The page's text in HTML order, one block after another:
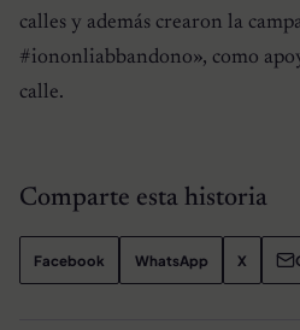
calles y además crearon la
#iononliabbandono», como
calle.
Comparte esta historia
Facebook WhatsApp X